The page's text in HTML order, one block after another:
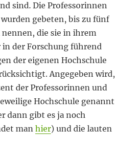
sind. Die Professorinnen
gebeten, bis zu fünf
die sie in ihrem
in der Forschung führend
der eigenen Hochschule
Angegeben wird,
der Professorinnen und
Hochschule genannt
dann gibt es ja noch
manhier) und die lauten